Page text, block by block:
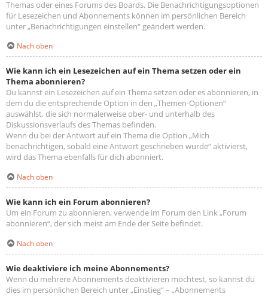
Themas oder eines Forums des Boards. Die Benachrichtigungsoptionen
für Lesezeichen und Abonnements können im persönlichen Bereich
unter „Benachrichtigungen einstellen“ geändert werden.
Nach oben
Wie kann ich ein Lesezeichen auf ein Thema setzen oder ein
Thema abonnieren?
Du kannst ein Lesezeichen auf ein Thema setzen oder es abonnieren, in
dem du die entsprechende Option in den „Themen-Optionen“
auswählst, die sich normalerweise ober- und unterhalb des
Diskussionsverlaufs des Themas befinden.
Wenn du bei der Antwort auf ein Thema die Option „Mich
benachrichtigen, sobald eine Antwort geschrieben wurde“ aktivierst,
wird das Thema ebenfalls für dich abonniert.
Nach oben
Wie kann ich ein Forum abonnieren?
Um ein Forum zu abonnieren, verwende im Forum den Link „Forum
abonnieren“, der sich meist am Ende der Seite befindet.
Nach oben
Wie deaktiviere ich meine Abonnements?
Wenn du mehrere Abonnements deaktivieren möchtest, so kannst du
dies im persönlichen Bereich unter „Einstieg“ – „Abonnements